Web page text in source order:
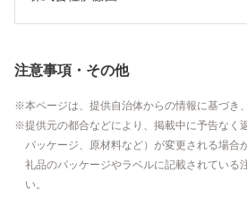
注意事項・その他
本ページは、提供自治体からの情報に基づき
提供元の都合などにより、掲載中に予告なく
パッケージ、原材料など）が変更される場合
礼品のパッケージやラベルに記載されている
い。